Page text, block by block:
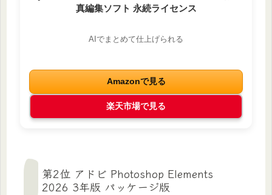
真編集ソフト 永続ライセンス
AIでまとめて仕上げられる
Amazonで見る
楽天市場で見る
第2位 アドビ Photoshop Elements
2026 3年版 パッケージ版